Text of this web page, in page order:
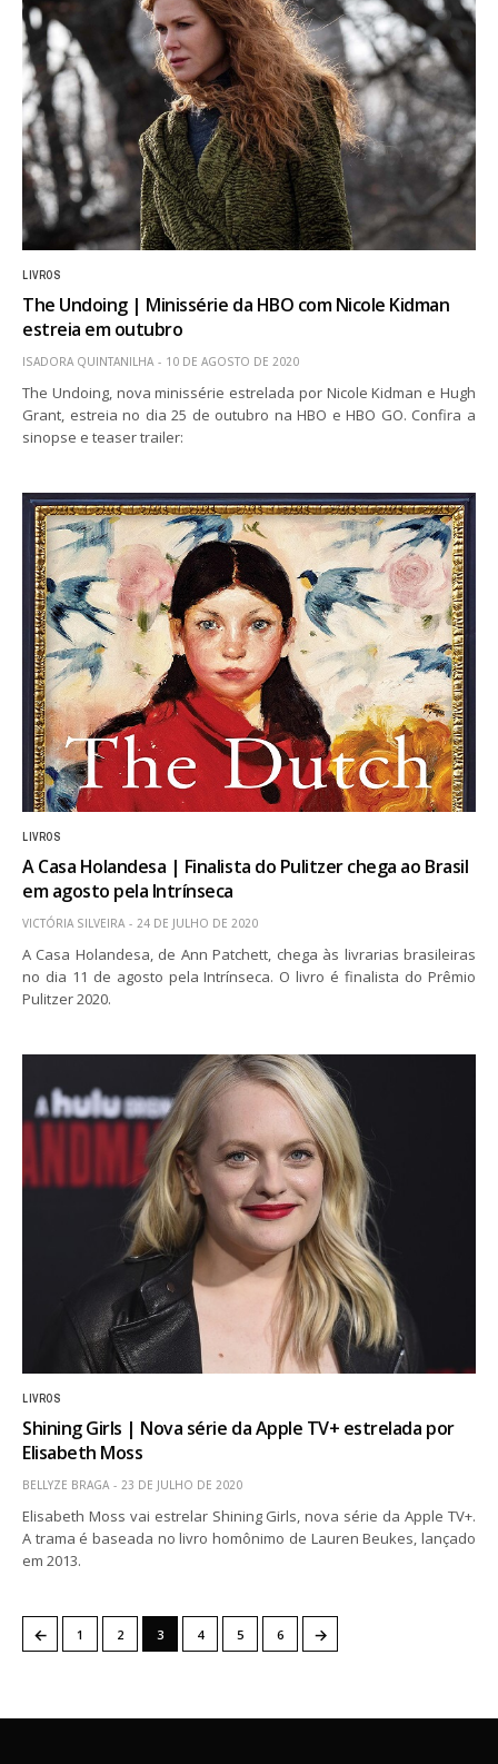
LIVROS
The Undoing | Minissérie da HBO com Nicole Kidman
estreia em outubro
ISADORA QUINTANILHA 10 DE AGOSTO DE 2020
The Undoing, nova minissérie estrelada por Nicole Kidman e Hugh
Grant, estreia no dia 25 de outubro na HBO e HBO GO. Confira a
sinopse e teaser trailer:
LIVROS
A Casa Holandesa | Finalista do Pulitzer chega ao Brasil
em agosto pela Intrínseca
VICTÓRIA SILVEIRA 24 DE JULHO DE 2020
A Casa Holandesa, de Ann Patchett, chega às livrarias brasileiras
no dia 11 de agosto pela Intrínseca. O livro é finalista do Prêmio
Pulitzer 2020.
LIVROS
Shining Girls | Nova série da Apple TV+ estrelada por
Elisabeth Moss
BELLYZE BRAGA 23 DE JULHO DE 2020
Elisabeth Moss vai estrelar Shining Girls, nova série da Apple TV+.
A trama é baseada no livro homônimo de Lauren Beukes, lançado
em 2013.
← 1 2 3 4 5 6 →